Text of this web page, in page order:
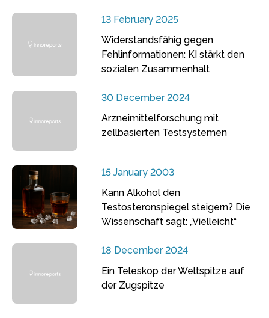
13 February 2025
Widerstandsfähig gegen
Fehlinformationen: KI stärkt den
sozialen Zusammenhalt
30 December 2024
Arzneimittelforschung mit
zellbasierten Testsystemen
15 January 2003
Kann Alkohol den
Testosteronspiegel steigern? Die
Wissenschaft sagt: „Vielleicht“
18 December 2024
Ein Teleskop der Weltspitze auf
der Zugspitze